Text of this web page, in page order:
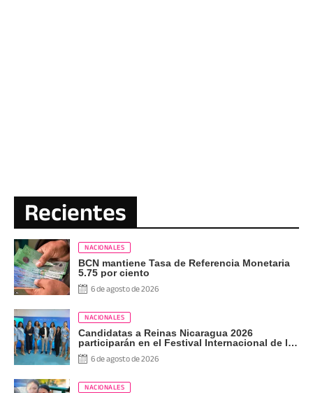
Recientes
NACIONALES
BCN mantiene Tasa de Referencia Monetaria
5.75 por ciento
6 de agosto de 2026
NACIONALES
Candidatas a Reinas Nicaragua 2026
participarán en el Festival Internacional de las
Artes, Cultura y Gastronomía
6 de agosto de 2026
NACIONALES